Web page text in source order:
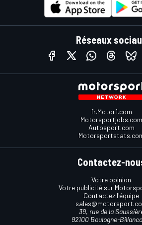
Réseaux
fr.Motor1.com
Motorsportjobs.com
Autosport.com
Contactez-
Votre opinion
Votre publicité sur
Contactez l'équipe
39, rue de la
92100 Boulogne-